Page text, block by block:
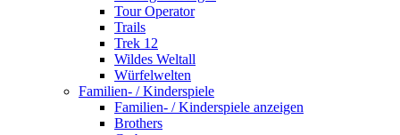
Tour Operator
Trails
Trek 12
Wildes Weltall
Würfelwelten
Familien- / Kinderspiele
Familien- / Kinderspiele anzeigen
Brothers